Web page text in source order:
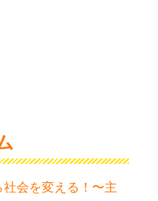
会を変える！〜主